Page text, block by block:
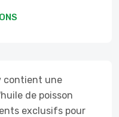
contient une
de poisson
exclusifs pour